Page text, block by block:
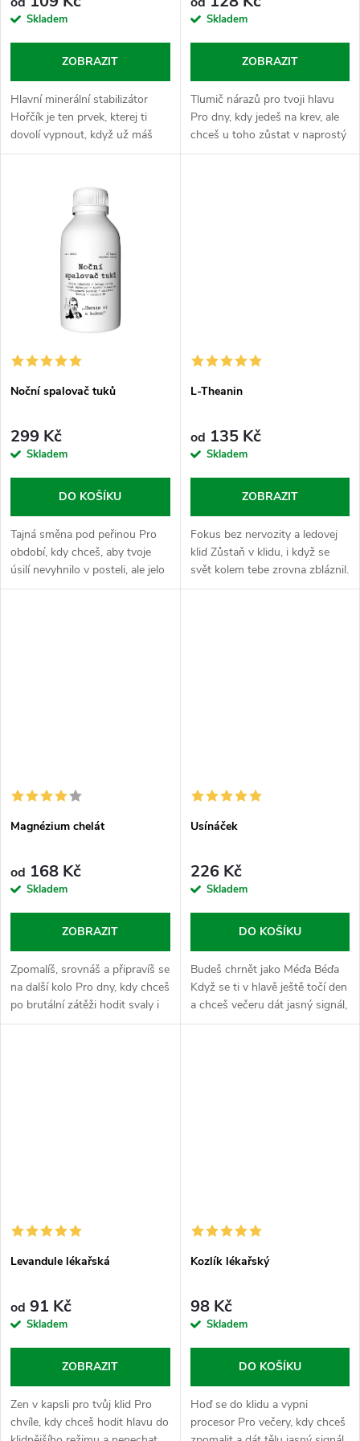
d
u
k
t
o
u
k
Skladem
ZOBRAZIT
Hlavní minerální stabilizátor
Hořčík je ten prvek, kterej ti
dovolí vypnout, když už máš
odmakáno. Zapadá do období
svůj výkon i následný...
Skladem
ZOBRAZIT
Tlumič nárazů pro tvoji hlavu
Pro dny, kdy jedeš na krev, ale
chceš u toho zůstat v naprostý
pohodě a nenechat se vytočit
Noční spalovač tuků
299 Kč
Skladem
DO KOŠÍKU
Tajná směna pod peřinou Pro
období, kdy chceš, aby tvoje
úsilí nevyhnilo v posteli, ale jelo
na plný pecky 24/7. Noční
L-Theanin
od 135 Kč
Skladem
ZOBRAZIT
Fokus bez nervozity a ledovej
klid Zůstaň v klidu, i když se
svět kolem tebe zrovna zbláznil.
L-Theanin je tvůj nástroj pro
Magnézium chelát
od 168 Kč
Skladem
ZOBRAZIT
Zpomalíš, srovnáš a připravíš se
na další kolo Pro dny, kdy chceš
po brutální zátěži hodit svaly i
hlavu do klidu a mít večer čistý
Usínáček
226 Kč
Skladem
DO KOŠÍKU
Budeš chrnět jako Méďa Béďa
Když se ti v hlavě ještě točí den
a chceš večeru dát jasný signál,
že je čas zpomalit. Usínáček je
Levandule lékařská
od 91 Kč
Skladem
ZOBRAZIT
Zen v kapsli pro tvůj klid Pro
chvíle, kdy chceš hodit hlavu do
Kozlík lékařský
98 Kč
Skladem
DO KOŠÍKU
Hoď se do klidu a vypni
procesor Pro večery, kdy chceš